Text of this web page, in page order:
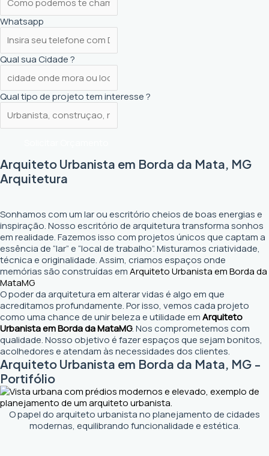
Whatsapp
Qual sua Cidade ?
Qual tipo de projeto tem interesse ?
Arquiteto Urbanista em Borda da Mata, MG
Arquitetura
Sonhamos com um lar ou escritório cheios de boas energias e
inspiração. Nosso escritório de arquitetura transforma sonhos
em realidade. Fazemos isso com projetos únicos que captam a
essência de “lar” e “local de trabalho”. Misturamos criatividade,
técnica e originalidade. Assim, criamos espaços onde
memórias são construídas emArquiteto Urbanista em Borda da
MataMG
O poder da arquitetura em alterar vidas é algo em que
acreditamos profundamente. Por isso, vemos cada projeto
como uma chance de unir beleza e utilidade emArquiteto
Urbanista em Borda da MataMG. Nos comprometemos com
qualidade. Nosso objetivo é fazer espaços que sejam bonitos,
acolhedores e atendam às necessidades dos clientes.
Arquiteto Urbanista em Borda da Mata, MG -
Portifólio
O papel do arquiteto urbanista no planejamento de cidades
modernas, equilibrando funcionalidade e estética.